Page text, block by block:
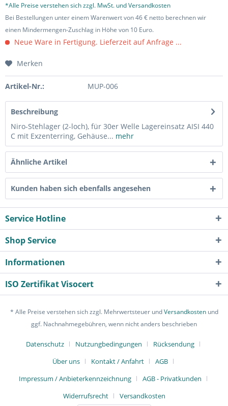
*Alle Preise verstehen sich zzgl. MwSt. und Versandkosten
Bei Bestellungen unter einem Warenwert von 46 € netto berechnen wir
einen Mindermengen-Zuschlag in Höhe von 10 Euro.
Neue Ware in Fertigung. Lieferzeit auf Anfrage ...
Merken
Artikel-Nr.: MUP-006
Beschreibung
Niro-Stehlager (2-loch), für 30er Welle Lagereinsatz AISI 440
C mit Exzenterring, Gehäuse... mehr
Ähnliche Artikel
Kunden haben sich ebenfalls angesehen
Service Hotline
Shop Service
Informationen
ISO Zertifikat Visocert
* Alle Preise verstehen sich zzgl. Mehrwertsteuer undVersandkostenund
ggf. Nachnahmegebühren, wenn nicht anders beschrieben
Datenschutz Nutzungbedingungen
Rücksendung
Über uns
Kontakt / Anfahrt
AGB
Impressum / Anbieterkennzeichnung
AGB - Privatkunden
Widerrufsrecht
Versandkosten